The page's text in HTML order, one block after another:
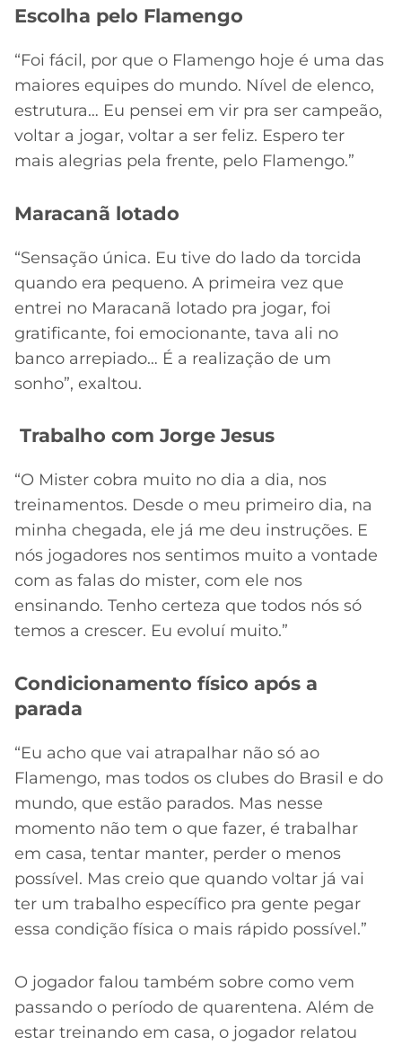
Escolha pelo Flamengo
“Foi fácil, por que o Flamengo hoje é uma das
maiores equipes do mundo. Nível de elenco,
estrutura… Eu pensei em vir pra ser campeão,
voltar a jogar, voltar a ser feliz. Espero ter
mais alegrias pela frente, pelo Flamengo.”
Maracanã lotado
“Sensação única. Eu tive do lado da torcida
quando era pequeno. A primeira vez que
entrei no Maracanã lotado pra jogar, foi
gratificante, foi emocionante, tava ali no
banco arrepiado… É a realização de um
sonho”, exaltou.
Trabalho com Jorge Jesus
“O Mister cobra muito no dia a dia, nos
treinamentos. Desde o meu primeiro dia, na
minha chegada, ele já me deu instruções. E
nós jogadores nos sentimos muito a vontade
com as falas do mister, com ele nos
ensinando. Tenho certeza que todos nós só
temos a crescer. Eu evoluí muito.”
Condicionamento físico após a
parada
“Eu acho que vai atrapalhar não só ao
Flamengo, mas todos os clubes do Brasil e do
mundo, que estão parados. Mas nesse
momento não tem o que fazer, é trabalhar
em casa, tentar manter, perder o menos
possível. Mas creio que quando voltar já vai
ter um trabalho específico pra gente pegar
essa condição física o mais rápido possível.”
O jogador falou também sobre como vem
passando o período de quarentena. Além de
estar treinando em casa, o jogador relatou